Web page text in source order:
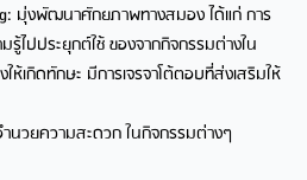
มุ่งพัฒนาศักยภาพทางสมอง ได้แก่ การ
ไปประยุกต์ใช้ ของจากกิจกรรมต่างใน
เกิดทักษะ มีการเจรจาโต้ตอบที่ส่งเสริมให้
นวยความสะดวก ในกิจกรรมต่างๆ